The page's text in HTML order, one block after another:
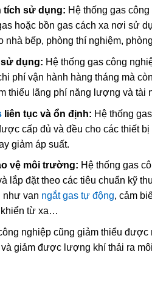
tích sử dụng: Hệ thống gas
hoặc bồn gas cách xa nơi sử
nhà bếp, phòng thí nghiệm,
dụng: Hệ thống gas công
phí vận hành hàng tháng mà
thiểu lãng phí năng lượng và tài
liên tục và ổn định: Hệ thống
cấp đủ và đều cho các thiết
giảm áp suất.
vệ môi trường: Hệ thống gas
lắp đặt theo các tiêu chuẩn kỹ
như van ngắt gas tự động, cảm
khiển từ xa…
nghiệp cũng giảm thiểu được
và giảm được lượng khí thải ra